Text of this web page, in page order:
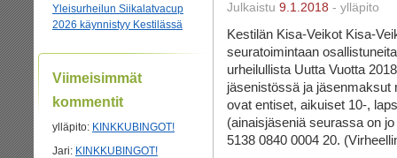
Yleisurheilun Siikalatvacup
2026 käynnistyy Kestilässä
Viimeisimmät
kommentit
ylläpito: KINKKUBINGOT!
Jari: KINKKUBINGOT!
Julkaistu 9.1.2018 - ylläpito
Kestilän Kisa-Veikot Kisa-
seuratoimintaan
urheilullista Uutta Vuotta
jäsenistössä ja
ovat entiset, aikuiset 10-,
(ainaisjäseniä seurassa on
5138 0840 0004 20.